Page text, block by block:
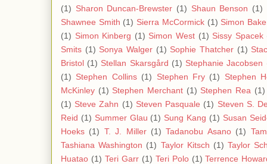
(1) Sharon Duncan-Brewster (1) Shaun Benson (1)
Shawnee Smith (1) Sierra McCormick (1) Simon
(1) Simon Kinberg (1) Simon West (1) Sissy Spacek
Smits (1) Sonya Walger (1) Sophie Thatcher (1)
Bristol (1) Stellan Skarsgård (1) Stephanie Jacobsen
(1) Stephen Collins (1) Stephen Fry (1)
Stephen
McKinley (1) Stephen Merchant (1) Stephen Rea (1)
(1) Steve Zahn (1) Steven Pasquale (1) Steven S.
Reid (1) Summer Glau (1) Sung Kang (1) Susan
Hoeks (1) T. J. Miller (1) Tadanobu Asano (1)
Tashiana Washington (1) Taylor Kitsch (1) Taylor
Huatao (1) Teri Garr (1) Teri Polo (1) Terrence